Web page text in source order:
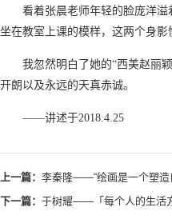
看着张晨老师年轻的脸庞洋
坐在教室上课的模样，这两个身影
我忽然明白了她的“西美赵丽
开朗以及永远的天真赤诚。
——讲述于2018.4.25
上一篇： 李秦隆——“绘画是一个塑造
下一篇： 于树耀——「每个人的生活